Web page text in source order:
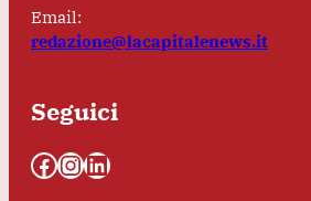
Email:
redazione@lacapitalenews.it
Seguici
Facebook InstagramLinkedIn